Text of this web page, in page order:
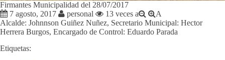
Firmantes Municipalidad del 28/07/2017
7 agosto, 2017
personal 13 veces a
A
Alcalde: Johnnson Guiñez Nuñez, Secretario Municipal: Hector
Herrera Burgos, Encargado de Control: Eduardo Parada
Etiquetas: